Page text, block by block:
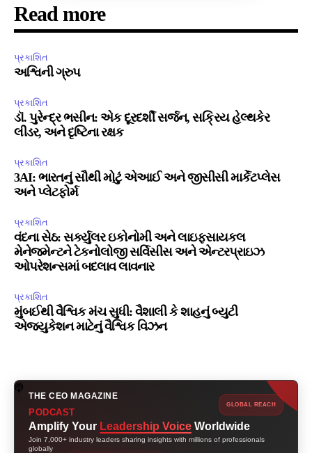
Read more
પ્રકાશિત
અશ્વિની ગ્રુપ
પ્રકાશિત
ડૉ. પુરેન્દ્ર ભસીન: એક દૂરદર્શી સર્જન, સક્રિય હેલ્થકેર
લીડર, અને દૃષ્ટિના રક્ષક
પ્રકાશિત
3AI: ભારતનું સૌથી મોટું એઆઈ અને જીસીસી માર્કેટપ્લેસ
અને પ્લેટફોર્મ
પ્રકાશિત
વંદના સેઠ: સર્ક્યુલર ઇકોનોમી અને લાઇફસાયકલ
મેનેજમેન્ટને ટેકનોલોજી સર્વિસીસ અને એન્ટરપ્રાઇઝ
ઓપરેશન્સમાં બદલાવ લાવનાર
પ્રકાશિત
મુંબઈથી વૈશ્વિક મંચ સુધી: વૈશાલી કે શાહનું બ્યુટી
એજ્યુકેશન માટેનું વૈશ્વિક વિઝન
THE CEO MAGAZINE
PODCAST
GLOBAL REACH
Amplify Your Leadership Voice Worldwide
Join 7,000+ industry leaders sharing insights with millions of professionals
globally